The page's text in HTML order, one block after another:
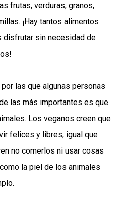
frutas, verduras, granos,
¡Hay tantos alimentos
sin necesidad de
las que algunas personas
las más importantes es que
Los veganos creen que
felices y libres, igual que
no comerlos ni usar cosas
la piel de los animales